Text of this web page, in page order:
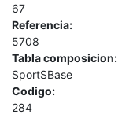
67
Referencia:
5708
Tabla composicion:
SportSBase
Codigo:
284